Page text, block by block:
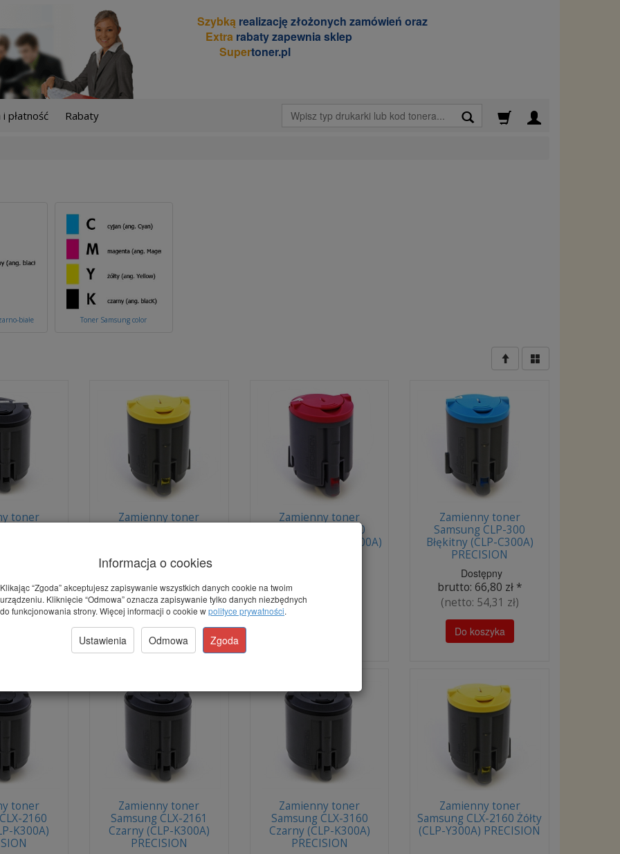
Szybką realizację złożonych zamówień oraz
Extra rabaty zapewnia sklep
Supertoner.pl
Wyszukaj
płatność Rabaty
białe Toner Samsung color
toner
66,80 zł*
54,31 zł)
Zamienny toner
Dostępny
brutto:66,80 zł*
(netto:54,31 zł)
Do koszyka
Zamienny toner
Samsung CLP-300
Purpurowy (CLP-M300A)
brutto:
(netto:
Zamienny toner
Samsung CLP-300
Błękitny (CLP-C300A)
PRECISION
Dostępny
brutto: 66,80 zł *
(netto: 54,31 zł)
Do koszyka
toner
2160
K300A)
Zamienny toner
Samsung CLX-2161
Czarny (CLP-K300A)
PRECISION
Zamienny toner
Samsung CLX-3160
Czarny (CLP-K300A)
PRECISION
Zamienny toner
Samsung CLX-2160 Żółty
(CLP-Y300A) PRECISION
Informacja o cookies
Klikając “Zgoda” akceptujesz zapisywanie wszystkich danych cookie na twoim
urządzeniu. Kliknięcie “Odmowa” oznacza zapisywanie tylko danych niezbędnych
do funkcjonowania strony. Więcej informacji o cookie wpolityce prywatności.
Ustawienia Odmowa Zgoda